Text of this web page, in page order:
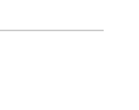
ザー財布を探し